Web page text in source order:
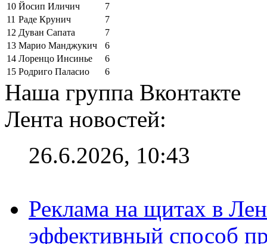
10 Йосип Иличич
7
11 Раде Крунич
7
12 Дуван Сапата
7
13 Марио Манджукич
6
14 Лоренцо Инсинье
6
15 Родриго Паласио 6
Наша группа Вконтакте
Лента новостей:
26.6.2026, 10:43
Реклама на щитах в
эффективный способ